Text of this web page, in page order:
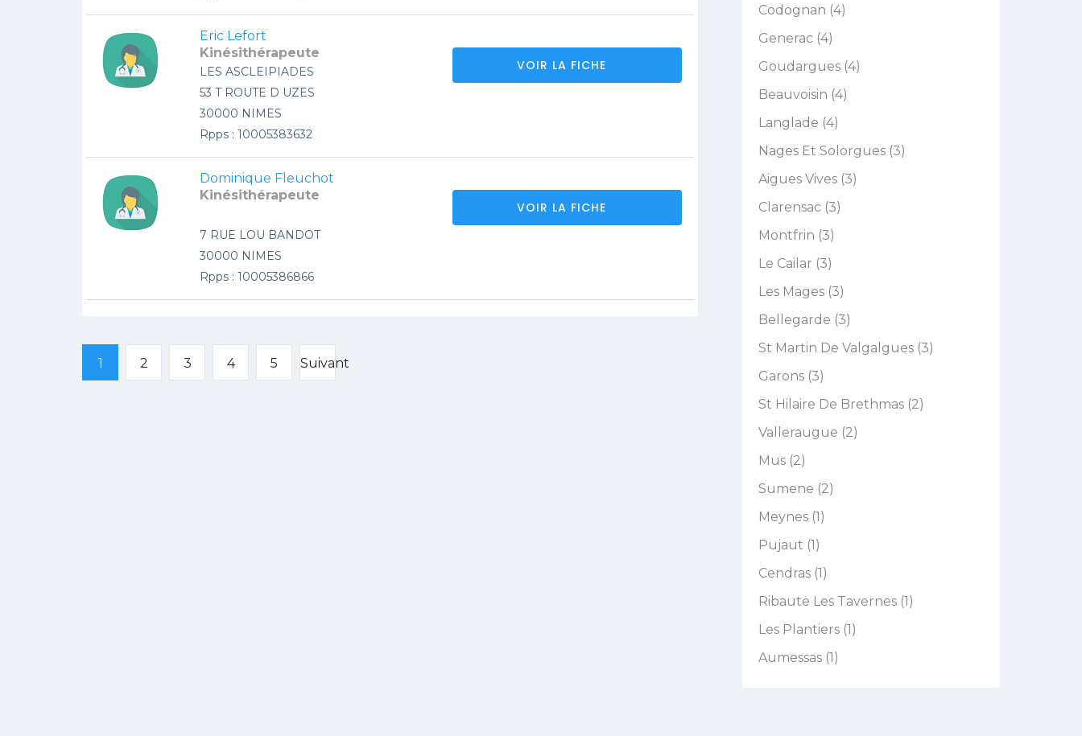
Eric Lefort
Kinésithérapeute
LES ASCLEIPIADES
53 T ROUTE D UZES
30000 NIMES
Rpps : 10005383632
VOIR LA FICHE
Dominique Fleuchot
Kinésithérapeute
7 RUE LOU BANDOT
30000 NIMES
Rpps : 10005386866
VOIR LA FICHE
1 2 3 4 5 Suivant
Codognan (4)
Generac (4)
Goudargues (4)
Beauvoisin (4)
Langlade (4)
Nages Et Solorgues (3)
Aigues Vives (3)
Clarensac (3)
Montfrin (3)
Le Cailar (3)
Les Mages (3)
Bellegarde (3)
St Martin De Valgalgues (3)
Garons (3)
St Hilaire De Brethmas (2)
Valleraugue (2)
Mus (2)
Sumene (2)
Meynes (1)
Pujaut (1)
Cendras (1)
Ribaute Les Tavernes (1)
Les Plantiers (1)
Aumessas (1)